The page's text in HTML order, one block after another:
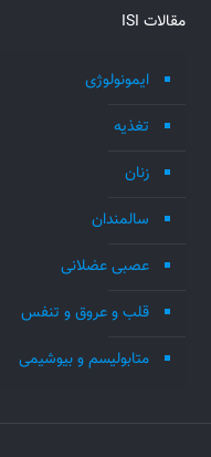
مقالات ISI
ایمونولوژی
تغذیه
زنان
سالمندان
عصبی عضلانی
قلب و عروق و تنفس
متابولیسم و بیوشیمی